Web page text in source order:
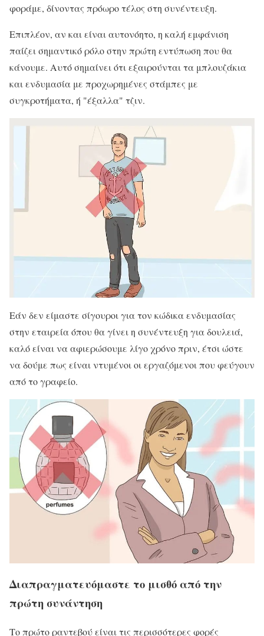
φοράμε, δίνοντας πρόωρο τέλος στη συνέντευξη.
Επιπλέον, αν και είναι αυτονόητο, η καλή εμφάνιση
παίζει σημαντικό ρόλο στην πρώτη εντύπωση που θα
κάνουμε. Αυτό σημαίνει ότι εξαιρούνται τα μπλουζάκια
και ενδυμασία με προχωρημένες στάμπες με
συγκροτήματα, ή "έξαλλα" τζιν.
Εάν δεν είμαστε σίγουροι για τον κώδικα ενδυμασίας
στην εταιρεία όπου θα γίνει η συνέντευξη για δουλειά,
καλό είναι να αφιερώσουμε λίγο χρόνο πριν, έτσι ώστε
να δούμε πως είναι ντυμένοι οι εργαζόμενοι που φεύγουν
από το γραφείο.
Διαπραγματευόμαστε το μισθό από την
πρώτη συνάντηση
Το πρώτο ραντεβού είναι τις περισσότερες φορές